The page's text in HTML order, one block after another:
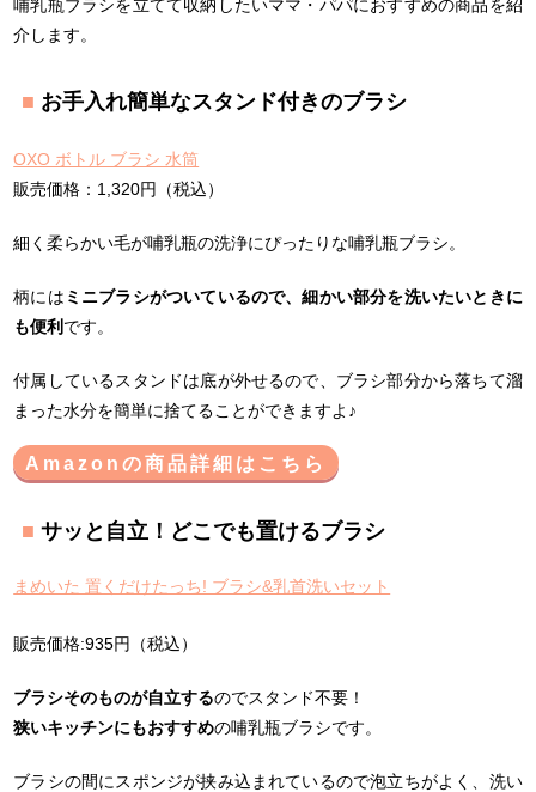
哺乳瓶ブラシを立てて収納したいママ・パパにおすすめの商品を紹
介します。
お手入れ簡単なスタンド付きのブラシ
OXO ボトル ブラシ 水筒
販売価格：1,320円（税込）
細く柔らかい毛が哺乳瓶の洗浄にぴったりな哺乳瓶ブラシ。
柄には ミニブラシがついているので、細かい部分を洗いたいときに
も便利です。
付属しているスタンドは底が外せるので、ブラシ部分から落ちて溜
まった水分を簡単に捨てることができますよ♪
Amazonの商品詳細はこちら
サッと自立！どこでも置けるブラシ
まめいた 置くだけたっち! ブラシ&乳首洗いセット
販売価格:935円（税込）
ブラシそのものが自立するのでスタンド不要！
狭いキッチンにもおすすめの哺乳瓶ブラシです。
ブラシの間にスポンジが挟み込まれているので泡立ちがよく、洗い